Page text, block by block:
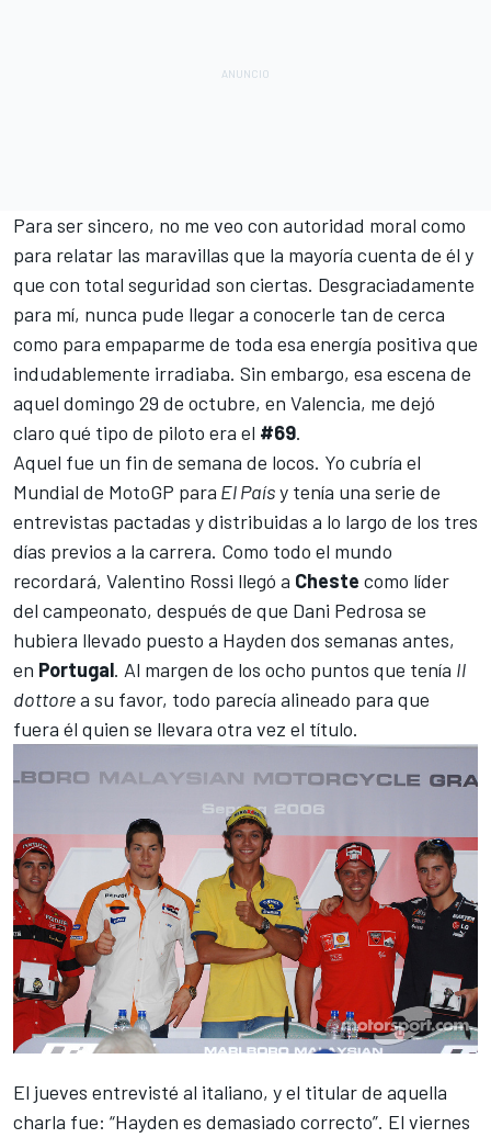
Para ser sincero, no me veo con autoridad moral como
para relatar las maravillas que la mayoría cuenta de él y
que con total seguridad son ciertas. Desgraciadamente
para mí, nunca pude llegar a conocerle tan de cerca
como para empaparme de toda esa energía positiva que
indudablemente irradiaba. Sin embargo, esa escena de
aquel domingo 29 de octubre, en Valencia, me dejó
claro qué tipo de piloto era el #69.
Aquel fue un fin de semana de locos. Yo cubría el
Mundial de MotoGP para El Paísy tenía una serie de
entrevistas pactadas y distribuidas a lo largo de los tres
días previos a la carrera. Como todo el mundo
recordará, Valentino Rossi llegó a Cheste como líder
del campeonato, después de que Dani Pedrosa se
hubiera llevado puesto a Hayden dos semanas antes,
en Portugal. Al margen de los ocho puntos que tenía Il
dottorea su favor, todo parecía alineado para que
fuera él quien se llevara otra vez el título.
El jueves entrevisté al italiano, y el titular de aquella
charla fue: “Hayden es demasiado correcto”. El viernes